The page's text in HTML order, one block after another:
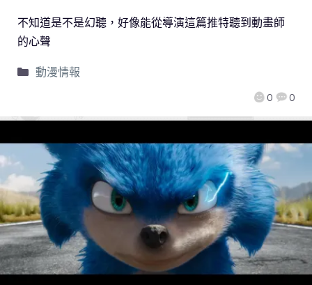
0 0
不知道是不是幻聽，好像能從導演這篇推特聽到動畫師
的心聲
動漫情報